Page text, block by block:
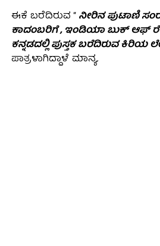
ಈಕೆ ಬರೆದಿರುವ “ನೀರಿನ ಪುಟಾಣಿ
ಕಾದಂಬರಿಗೆ , ಇಂಡಿಯಾ ಬುಕ್ ಆಫ್
ಕನ್ನಡದಲ್ಲಿ ಪುಸ್ತಕ ಬರೆದಿರುವ ಕಿರಿಯ
ಪಾತ್ರಳಾಗಿದ್ದಾಳೆ ಮಾನ್ಯ.